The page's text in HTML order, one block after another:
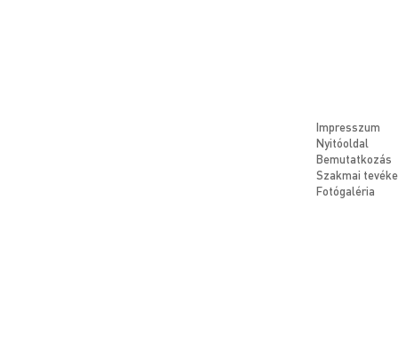
Impresszum
Nyitóoldal
Bemutatkozás
Szakmai
Fotógaléria